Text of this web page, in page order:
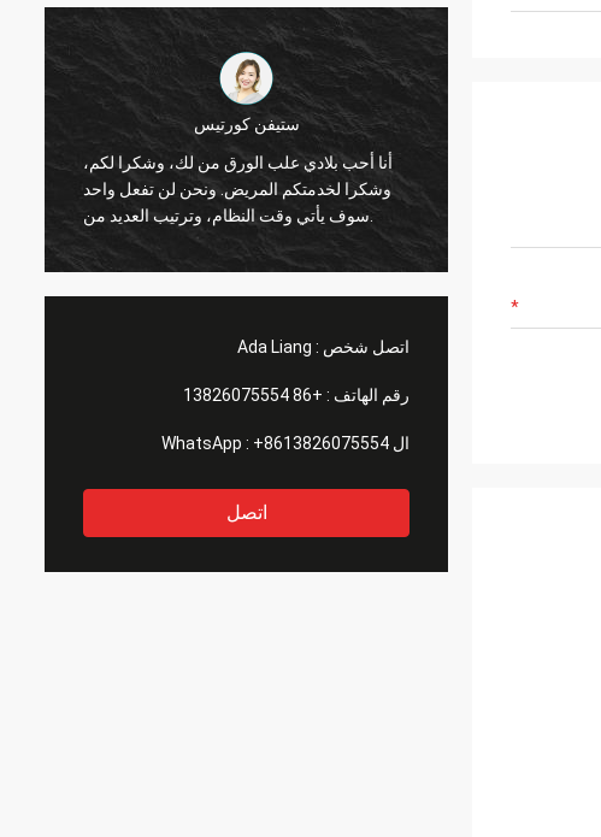
أنا أحب بلادي علب الورق من
وشكرا لخدمتكم المريض.
سوف يأتي وقت النظام، وترتيب العديد من.
رقائق يمكن جيد، ورقائق بلدي تبيع بشكل جيد
اتصل شخص : Ada Liang
رقم الهاتف : +86 13826075554
ال WhatsApp : +8613826075554
اتصل